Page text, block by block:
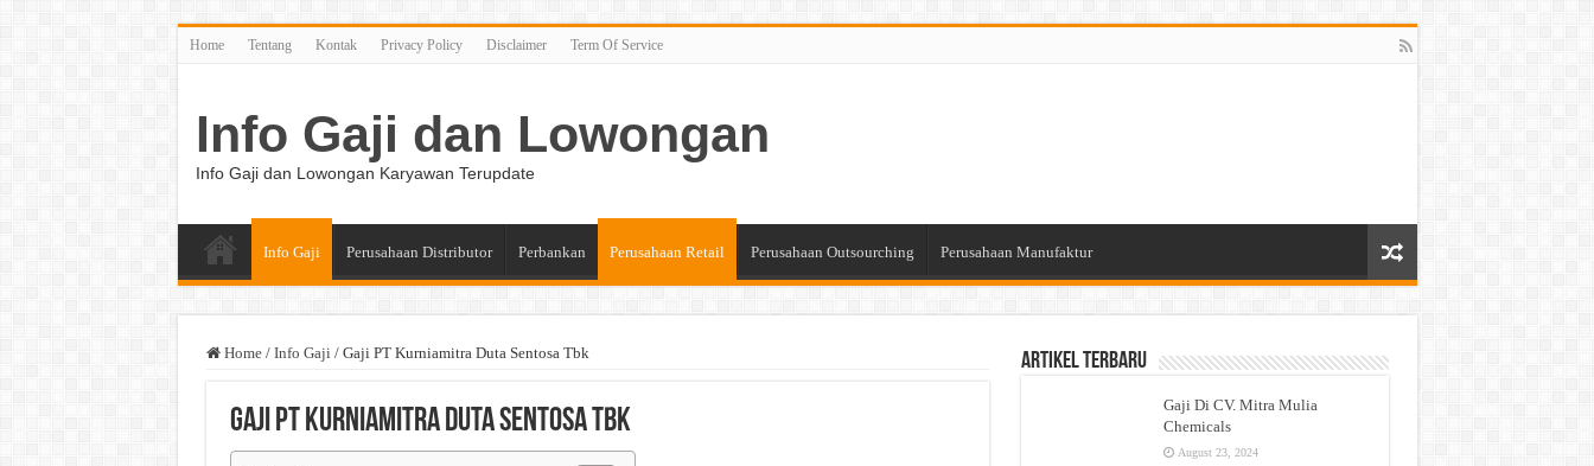
Home Tentang Kontak Privacy Policy Disclaimer Term Of Service
Info Gaji dan Lowongan
Info Gaji dan Lowongan Karyawan Terupdate
Info Gaji Perusahaan Distributor Perbankan Perusahaan Retail Perusahaan Outsourching Perusahaan Manufaktur
Home / Info Gaji / Gaji PT Kurniamitra Duta Sentosa Tbk
Gaji PT Kurniamitra Duta Sentosa Tbk
Artikel Terbaru
Gaji Di CV. Mitra Mulia
Chemicals
August 23, 2024